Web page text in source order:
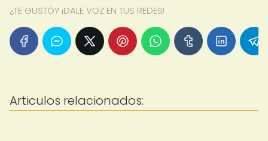
¿TE GUSTÓ? ¡DALE VOZ EN TUS REDES!
Articulos relacionados: